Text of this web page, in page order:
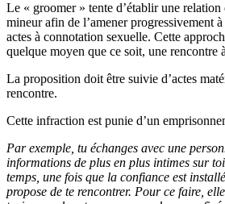
Le « groomer » tente d’établir une
mineur afin de l’amener progressivement
actes à connotation sexuelle. Cette
quelque moyen que ce soit, une rencontre
La proposition doit être suivie d’actes
rencontre.
Cette infraction est punie d’un
Par exemple, tu échanges avec une
informations de plus en plus intimes sur
temps, une fois que la confiance est
propose de te rencontrer. Pour ce faire,